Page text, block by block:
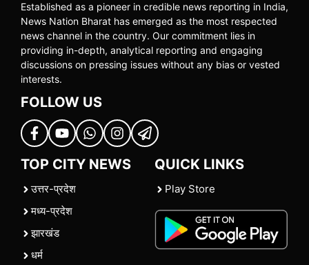
Established as a pioneer in credible news reporting in India,
News Nation Bharat has emerged as the most respected
news channel in the country. Our commitment lies in
providing in-depth, analytical reporting and engaging
discussions on pressing issues without any bias or vested
interests.
FOLLOW US
TOP CITY NEWS
उत्तर-प्रदेश
मध्य-प्रदेश
झारखंड
धर्म
QUICK LINKS
Play Store